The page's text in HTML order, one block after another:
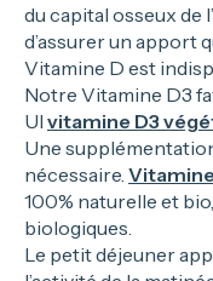
du capital osseux de
d’assurer un apport
Vitamine D est
Notre Vitamine D3
UI vitamine D3
Une
nécessaire.
100% naturelle et
biologiques.
Le petit déjeuner